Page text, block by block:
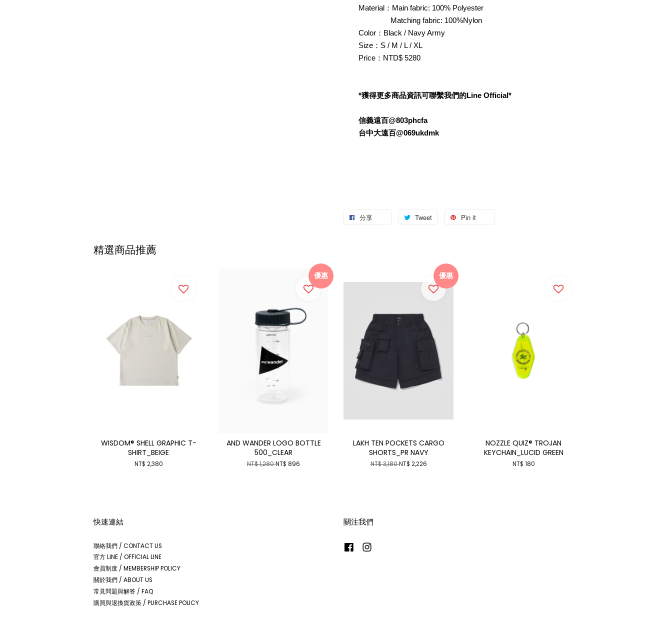
Material：Main fabric: 100% Polyester
Matching fabric: 100%Nylon
Color：Black / Navy Army
Size：S / M / L / XL
Price：NTD$ 5280
*獲得更多商品資訊可聯繫我們的Line Official*
信義遠百@803phcfa
台中大遠百@069ukdmk
分享 Tweet Pin it
精選商品推薦
WISDOM® SHELL GRAPHIC T-
SHIRT_BEIGE
NT$ 2,380
優惠
AND WANDER LOGO BOTTLE
500_CLEAR
NT$ 1,280NT$ 896
優惠
LAKH TEN POCKETS CARGO
SHORTS_PR NAVY
NT$ 3,180NT$ 2,226
NOZZLE QUIZ® TROJAN
KEYCHAIN_LUCID GREEN
NT$ 180
快速連結
聯絡我們 / CONTACT US
官方 LINE / OFFICIAL LINE
會員制度 / MEMBERSHIP POLICY
關於我們 / ABOUT US
常見問題與解答 / FAQ
購買與退換貨政策 / PURCHASE POLICY
關注我們
Facebook